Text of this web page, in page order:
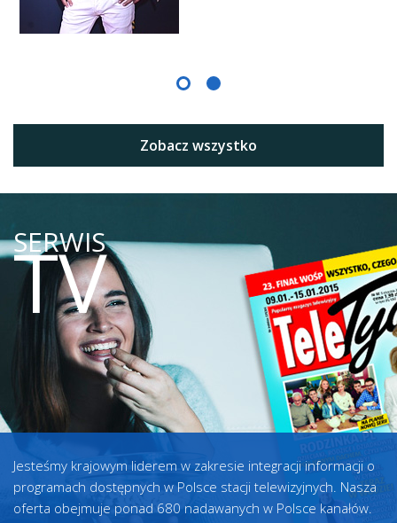
Zobacz wszystko
SERWIS
TV
Jesteśmy krajowym liderem w zakresie integracji informacji o
programach dostępnych w Polsce stacji telewizyjnych. Nasza
oferta obejmuje ponad 680 nadawanych w Polsce kanałów.